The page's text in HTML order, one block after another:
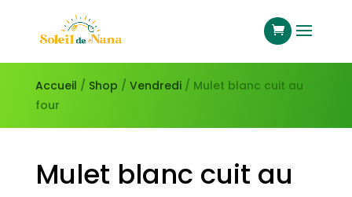
Accueil / Shop / Vendredi/ Mulet blanc cuit au
four
Mulet blanc cuit au